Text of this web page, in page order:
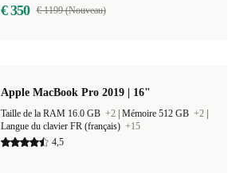
€ 350 € 1199 (Nouveau)
Apple MacBook Pro 2019 | 16"
Taille de la RAM 16.0 GB +2 Mémoire 512 GB +2
Langue du clavier FR (français) +15
4,5